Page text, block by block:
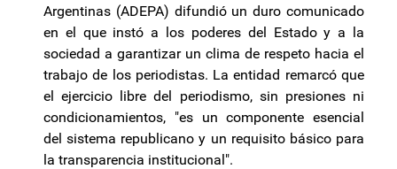
Argentinas (ADEPA) difundió un duro comunicado
en el que instó a los poderes del Estado y a la
sociedad a garantizar un clima de respeto hacia el
trabajo de los periodistas. La entidad remarcó que
el ejercicio libre del periodismo, sin presiones ni
condicionamientos, "es un componente esencial
del sistema republicano y un requisito básico para
la transparencia institucional".